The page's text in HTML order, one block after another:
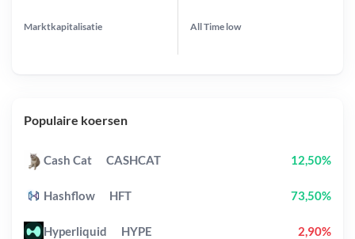
Marktkapitalisatie All Time low
Populaire koersen
Cash Cat CASHCAT 12,50%
Hashflow HFT 73,50%
Hyperliquid HYPE 2,90%